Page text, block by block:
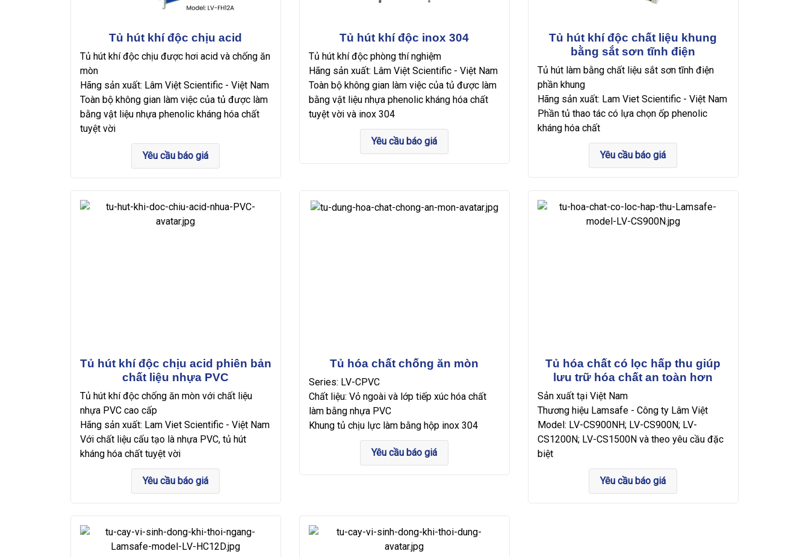
Tủ hút khí độc chịu acid
Tủ hút khí độc chịu được hơi acid và chống ăn
mòn
Hãng sản xuất: Lâm Việt Scientific - Việt Nam
Toàn bộ không gian làm việc của tủ được làm
bằng vật liệu nhựa phenolic kháng hóa chất
tuyệt vời
Yêu cầu báo giá
Tủ hút khí độc inox 304
Tủ hút khí độc phòng thí nghiệm
Hãng sản xuất: Lâm Việt Scientific - Việt Nam
Toàn bộ không gian làm việc của tủ được làm
bằng vật liệu nhựa phenolic kháng hóa chất
tuyệt vời và inox 304
Yêu cầu báo giá
Tủ hút khí độc chất liệu khung
bằng sắt sơn tĩnh điện
Tủ hút làm bằng chất liệu sắt sơn tĩnh điện
phần khung
Hãng sản xuất: Lam Viet Scientific - Việt Nam
Phần tủ thao tác có lựa chọn ốp phenolic
kháng hóa chất
Yêu cầu báo giá
Tủ hút khí độc chịu acid phiên bản
chất liệu nhựa PVC
Tủ hút khí độc chống ăn mòn với chất liệu
nhựa PVC cao cấp
Hãng sản xuất: Lam Viet Scientific - Việt Nam
Với chất liệu cấu tạo là nhựa PVC, tủ hút
kháng hóa chất tuyệt vời
Yêu cầu báo giá
Tủ hóa chất chống ăn mòn
Series: LV-CPVC
Chất liệu: Vỏ ngoài và lớp tiếp xúc hóa chất
làm bằng nhựa PVC
Khung tủ chịu lực làm bằng hộp inox 304
Yêu cầu báo giá
Tủ hóa chất có lọc hấp thu giúp
lưu trữ hóa chất an toàn hơn
Sản xuất tại Việt Nam
Thương hiệu Lamsafe - Công ty Lâm Việt
Model: LV-CS900NH; LV-CS900N; LV-
CS1200N; LV-CS1500N và theo yêu cầu đặc
biệt
Yêu cầu báo giá